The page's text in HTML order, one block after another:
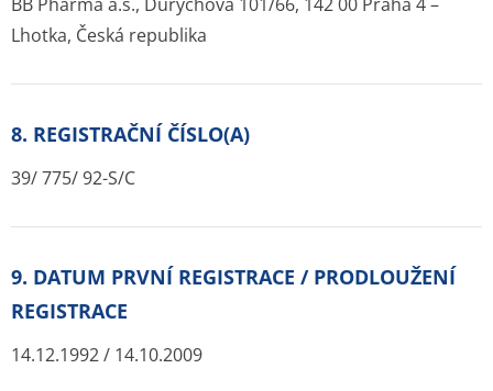
Lhotka, Česká republika
8. REGISTRAČNÍ ČÍSLO(A)
39/ 775/ 92-S/C
9. DATUM PRVNÍ REGISTRACE / PRODLOUŽENÍ
REGISTRACE
14.12.1992 / 14.10.2009